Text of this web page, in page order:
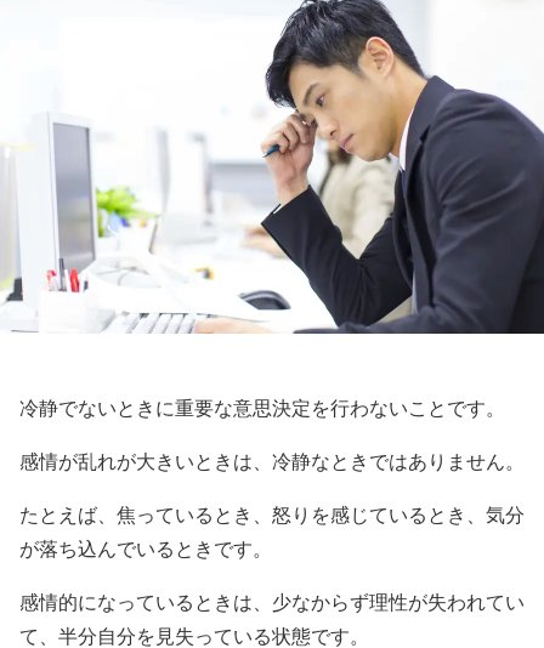
冷静でないときに重要な意思決定を行わないことです。
感情が乱れが大きいときは、冷静なときではありません。
たとえば、焦っているとき、怒りを感じているとき、気分
が落ち込んでいるときです。
感情的になっているときは、少なからず理性が失われてい
て、半分自分を見失っている状態です。